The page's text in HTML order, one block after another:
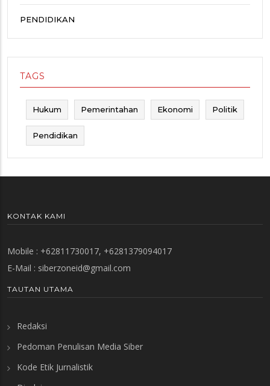
PENDIDIKAN
TAGS
Hukum Pemerintahan Ekonomi Politik
Pendidikan
KONTAK KAMI
Mobile : +62811730017, +6281379094017
E-Mail : siberzoneid@gmail.com
TAUTAN UTAMA
Redaksi
Pedoman Penulisan Media Siber
Kode Etik Jurnalistik